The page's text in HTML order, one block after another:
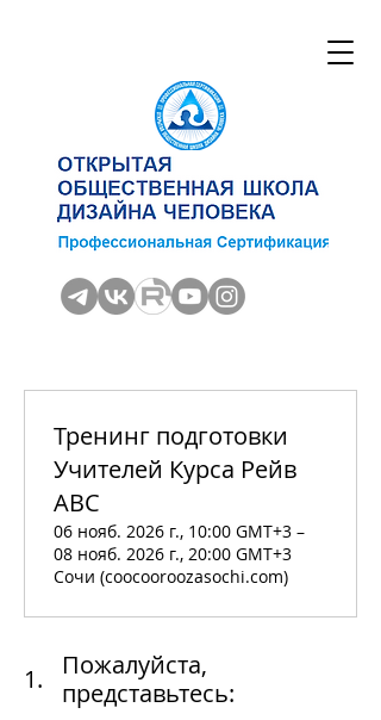
1.
Пожалуйста,
представьтесь:
Тренинг подготовки
Учителей Курса Рейв
АВС
06 нояб. 2026 г., 10:00 GMT+3 –
08 нояб. 2026 г., 20:00 GMT+3
Сочи (coocooroozasochi.com)